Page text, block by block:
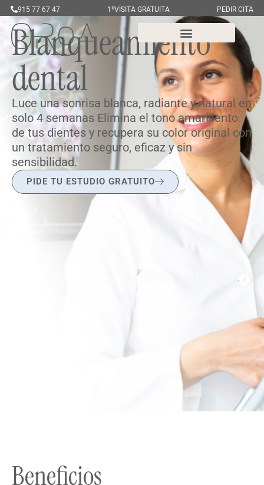
915 77 67 47 1ºVISITA GRATUITA PEDIR CITA
Blanqueamiento
dental
Luce una sonrisa blanca, radiante y natural en
solo 4 semanas Elimina el tono amarillento
de tus dientes y recupera su color original con
un tratamiento seguro, eficaz y sin
sensibilidad.
PIDE TU ESTUDIO GRATUITO
Beneficios